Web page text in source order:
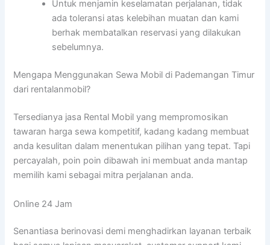
Untuk menjamin keselamatan perjalanan, tidak
ada toleransi atas kelebihan muatan dan kami
berhak membatalkan reservasi yang dilakukan
sebelumnya.
Mengapa Menggunakan Sewa Mobil di Pademangan Timur
dari rentalanmobil?
Tersedianya jasa Rental Mobil yang mempromosikan
tawaran harga sewa kompetitif, kadang kadang membuat
anda kesulitan dalam menentukan pilihan yang tepat. Tapi
percayalah, poin poin dibawah ini membuat anda mantap
memilih kami sebagai mitra perjalanan anda.
Online 24 Jam
Senantiasa berinovasi demi menghadirkan layanan terbaik